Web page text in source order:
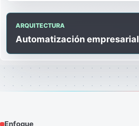
ARQUITECTURA
Automatización empresarial